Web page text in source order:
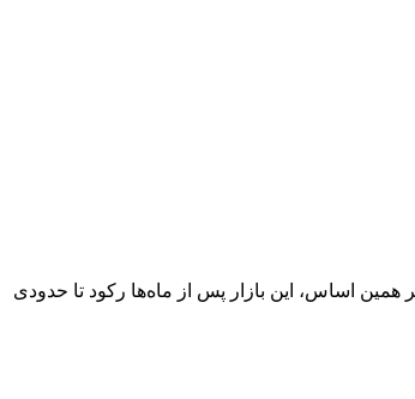
همین اساس، این بازار پس از ماه‌ها رکود تا حدودی